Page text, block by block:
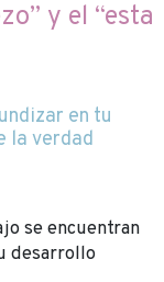
y el “esta
en tu
la verdad
se encuentran
desarrollo